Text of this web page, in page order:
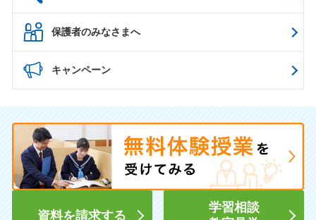
保護者のみなさまへ
キャンペーン
資料を請求する
学習相談